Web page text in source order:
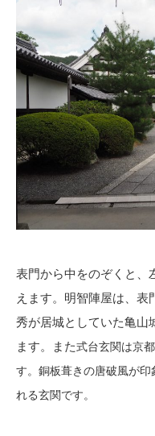
表門から中をのぞくと、
えます。明智陣屋は、表
秀が居城としていた亀山
ます。また式台玄関は京
す。銅板葺きの唐破風が
れる玄関です。